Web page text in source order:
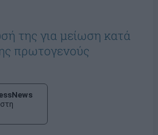
της για μείωση κατά
πρωτογενούς